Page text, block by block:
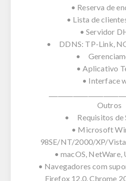
• Reserva de
• Lista de
• Servidor
• DDNS: TP-Link,
•
• Aplicativo
• Interface
Outros
• Requisitos de
• Microsoft
98SE/NT/2000/XP/
• macOS, NetWare,
• Navegadores com
Firefox 12.0, Chrome